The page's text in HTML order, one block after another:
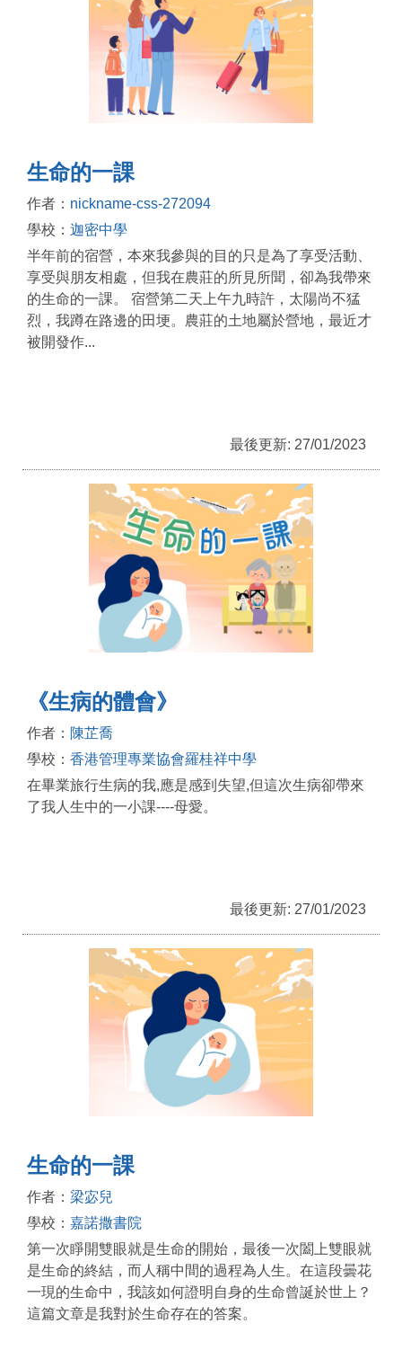
生命的一課
作者： nickname-css-272094
學校： 迦密中學
半年前的宿營，本來我參與的目的只是為了享受活動、
享受與朋友相處，但我在農莊的所見所聞，卻為我帶來
的生命的一課。 宿營第二天上午九時許，太陽尚不猛
烈，我蹲在路邊的田埂。農莊的土地屬於營地，最近才
被開發作...
最後更新: 27/01/2023
《生病的體會》
作者： 陳芷喬
學校： 香港管理專業協會羅桂祥中學
在畢業旅行生病的我,應是感到失望,但這次生病卻帶來
了我人生中的一小課----母愛。
最後更新: 27/01/2023
生命的一課
作者： 梁宓兒
學校： 嘉諾撒書院
第一次睜開雙眼就是生命的開始，最後一次闔上雙眼就
是生命的終結，而人稱中間的過程為人生。在這段曇花
一現的生命中，我該如何證明自身的生命曾誕於世上？
這篇文章是我對於生命存在的答案。